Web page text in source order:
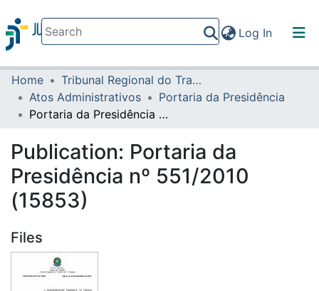
Log In(current)
Communities & Collections
All of DSpace
Home
Tribunal Regional do Trabalho da 16ª Região
Atos Administrativos
Portaria da Presidência
Portaria da Presidência nº 551/2010 (15853)
Publication: Portaria da
Presidência nº 551/2010
(15853)
Files